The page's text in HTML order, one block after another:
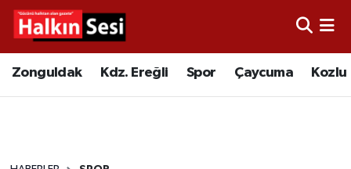
Zonguldak Kdz. Ereğli Spor Çaycuma Kozlu
Video
Çaycuma
Merkez Hava Durumu